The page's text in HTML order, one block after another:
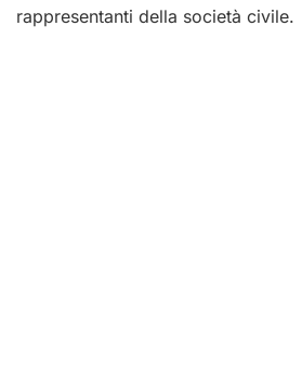
rappresentanti della società civile.